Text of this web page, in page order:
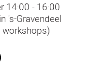
14:00 - 16:00
's-Gravendeel